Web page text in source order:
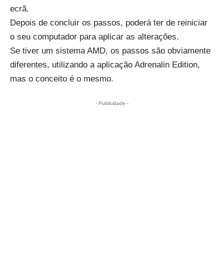
ecrã.
Depois de concluir os passos, poderá ter de reiniciar
o seu computador para aplicar as alterações.
Se tiver um sistema AMD, os passos são obviamente
diferentes, utilizando a aplicação Adrenalin Edition,
mas o conceito é o mesmo.
- Publicidade -